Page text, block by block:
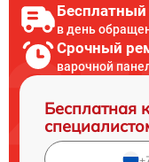
в день
Срочный
варочной
Бесплатная